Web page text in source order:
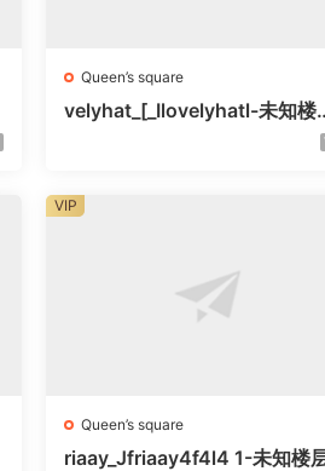
Queen’s square
velyhat_[_Ilovelyhatl-未知楼
Queen’s square
riaay_Jfriaay4f4l4 1-未知楼
VIP